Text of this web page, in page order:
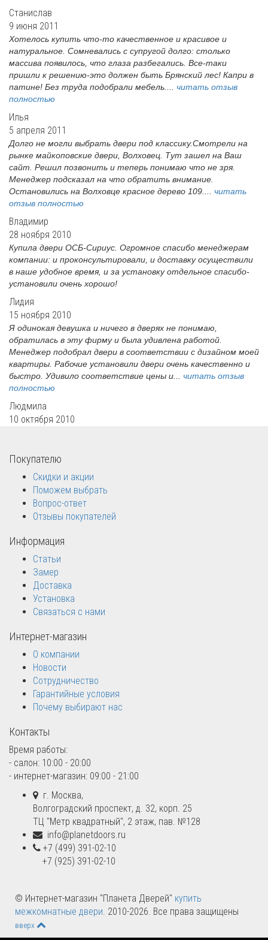
Станислав
9 июня 2011
Хотелось купить что-то качественное и красивое и
натуральное. Сомневались с супругой долго: столько
массива появилось, что глаза разбегались. Все-таки
пришли к решению-это должен быть Брянский лес! Капри в
патине! Без труда подобрали мебель.... читать отзыв
полностью
Илья
5 апреля 2011
Долго не могли выбрать двери под классику.Смотрели на
рынке майкоповские двери, Волховец. Тут зашел на Ваш
сайт. Решил позвонить и теперь понимаю что не зря.
Менеджер подсказал на что обратить внимание.
Остановились на Волховце красное дерево 109.... читать
отзыв полностью
Владимир
28 ноября 2010
Купила двери ОСБ-Сириус. Огромное спасибо менеджерам
компании: и проконсультировали, и доставку осуществили
в наше удобное время, и за установку отдельное спасибо-
установили очень хорошо!
Лидия
15 ноября 2010
Я одинокая девушка и ничего в дверях не понимаю,
обратилась в эту фирму и была удивлена работой.
Менеджер подобрал двери в соответствии с дизайном моей
квартиры. Рабочие установили двери очень качественно и
быстро. Удивило соответствие цены и... читать отзыв
полностью
Людмила
10 октября 2010
Покупателю
Скидки и акции
Поможем выбрать
Вопрос-ответ
Отзывы покупателей
Информация
Статьи
Замер
Доставка
Установка
Связаться с нами
Интернет-магазин
О компании
Новости
Сотрудничество
Гарантийные условия
Почему выбирают нас
Контакты
Время работы:
- салон: 10:00 - 20:00
- интернет-магазин: 09:00 - 21:00
г. Москва,
Волгоградский проспект, д. 32, корп. 25
ТЦ "Метр квадратный", 2 этаж, пав. №128
info@planetdoors.ru
+7 (499) 391-02-10
+7 (925) 391-02-10
© Интернет-магазин "Планета Дверей" купить
межкомнатные двери . 2010-2026. Все права защищены
вверх